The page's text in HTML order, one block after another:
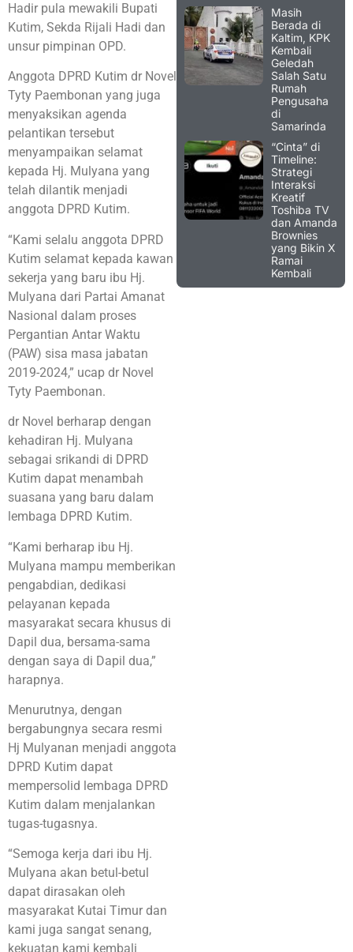
Hadir pula mewakili Bupati
Kutim, Sekda Rijali Hadi dan
unsur pimpinan OPD.
Anggota DPRD Kutim dr Novel
Tyty Paembonan yang juga
menyaksikan agenda
pelantikan tersebut
menyampaikan selamat
kepada Hj. Mulyana yang
telah dilantik menjadi
anggota DPRD Kutim.
“Kami selalu anggota DPRD
Kutim selamat kepada kawan
sekerja yang baru ibu Hj.
Mulyana dari Partai Amanat
Nasional dalam proses
Pergantian Antar Waktu
(PAW) sisa masa jabatan
2019-2024,” ucap dr Novel
Tyty Paembonan.
dr Novel berharap dengan
kehadiran Hj. Mulyana
sebagai srikandi di DPRD
Kutim dapat menambah
suasana yang baru dalam
lembaga DPRD Kutim.
“Kami berharap ibu Hj.
Mulyana mampu memberikan
pengabdian, dedikasi
pelayanan kepada
masyarakat secara khusus di
Dapil dua, bersama-sama
dengan saya di Dapil dua,”
harapnya.
Menurutnya, dengan
bergabungnya secara resmi
Hj Mulyanan menjadi anggota
DPRD Kutim dapat
mempersolid lembaga DPRD
Kutim dalam menjalankan
tugas-tugasnya.
“Semoga kerja dari ibu Hj.
Mulyana akan betul-betul
dapat dirasakan oleh
masyarakat Kutai Timur dan
kami juga sangat senang,
kekuatan kami kembali
Masih
Berada di
Kaltim, KPK
Kembali
Geledah
Salah Satu
Rumah
Pengusaha
di
Samarinda
“Cinta” di
Timeline:
Strategi
Interaksi
Kreatif
Toshiba TV
dan Amanda
Brownies
yang Bikin X
Ramai
Kembali